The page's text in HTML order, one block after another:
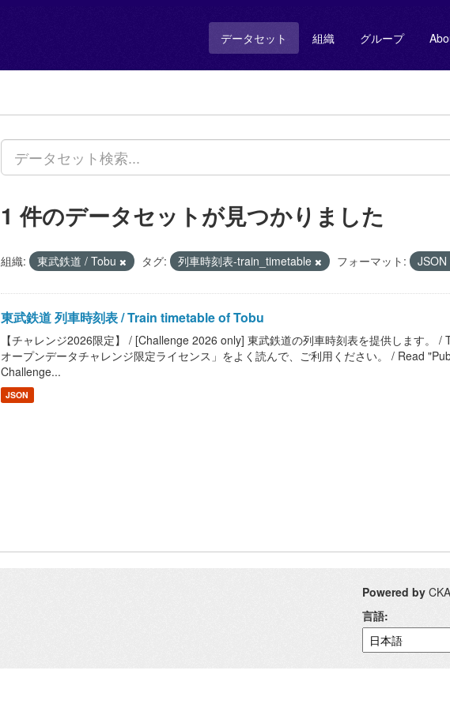
データセット 組織 グループ
1 件のデータセットが見つかりました
組織: 東武鉄道 / Tobu タグ: 列車時刻表-train_timetable フォーマット: JSON
東武鉄道 列車時刻表 / Train timetable of Tobu
【チャレンジ2026限定】 / [Challenge 2026 only] 東武鉄道の列車時刻表を提供します。 /
オープンデータチャレンジ限定ライセンス」をよく読んで、ご利用ください。 / Read
Challenge...
JSON
Powered by
言語